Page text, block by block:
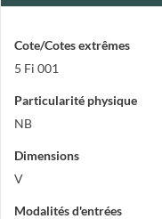
Cote/Cotes extrêmes
5 Fi 001
Particularité physique
NB
Dimensions
V
Modalités d'entrées